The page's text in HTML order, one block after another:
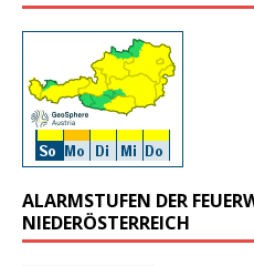
ALARMSTUFEN DER
NIEDERÖSTERREICH